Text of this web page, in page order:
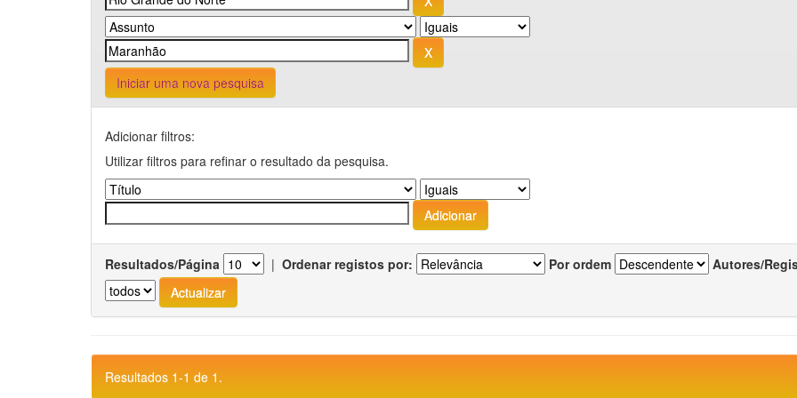
Iniciar uma nova pesquisa
Adicionar filtros:
Utilizar filtros para refinar o resultado da pesquisa.
Resultados/Página | Ordenar registos por: Por ordem Autores/
Resultados 1-1 de 1.